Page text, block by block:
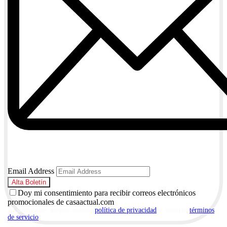
Email Address
Doy mi consentimiento para recibir correos electrónicos
promocionales de casaactual.com
política de privacidad
términos
de servicio